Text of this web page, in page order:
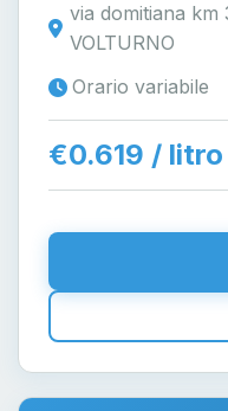
via domitiana km
VOLTURNO
Orario variabile
€0.619 / litro